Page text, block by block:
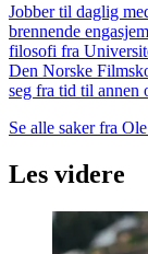
Jobber til daglig
brennende
filosofi fra
Den Norske
seg fra tid til annen
Se alle saker fra Ole
Les videre